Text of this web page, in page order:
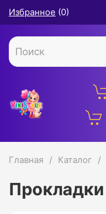
Избранное (0)
Главная Каталог
Прокладки